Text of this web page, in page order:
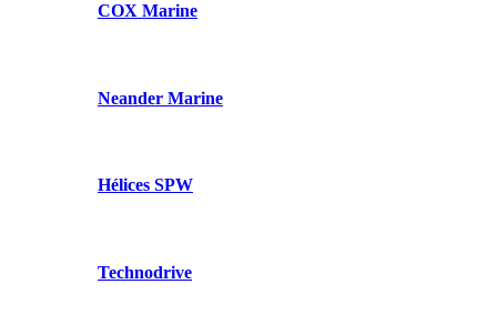
COX Marine
Neander Marine
Hélices SPW
Technodrive